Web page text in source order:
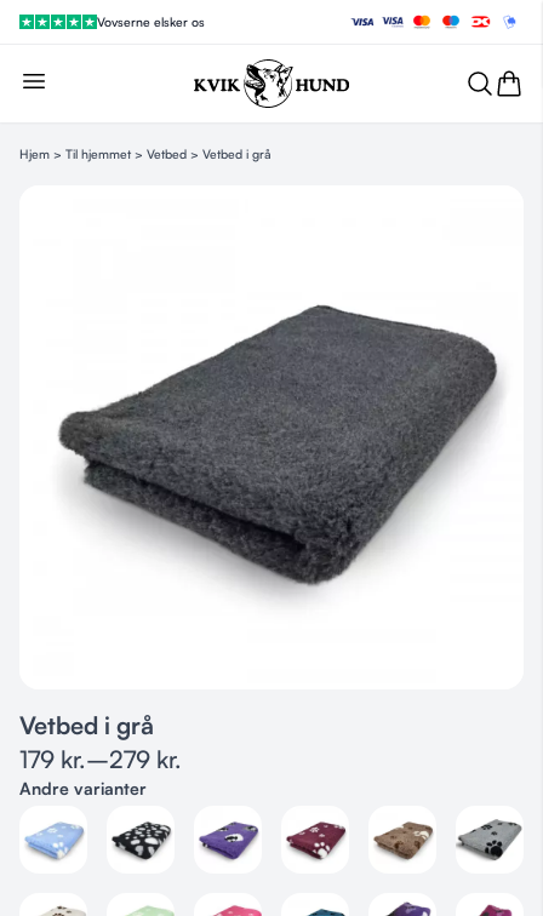
Vovserne elsker os
Hjem > Til hjemmet > Vetbed > Vetbed i grå
Vetbed i grå
179 kr.–279 kr.
Andre varianter